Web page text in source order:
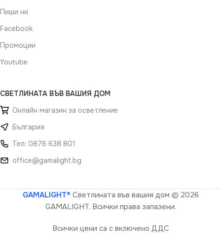
Пиши ни
Facebook
Промоции
Youtube
СВЕТЛИНАТА ВЪВ ВАШИЯ ДОМ
Онлайн магазин за осветление
България
Тел: 0876 638 801
office@gamalight.bg
GAMALIGHT® Светлината във вашия дом © 2026
GAMALIGHT. Всички права запазени.
Всички цени са с включено ДДС